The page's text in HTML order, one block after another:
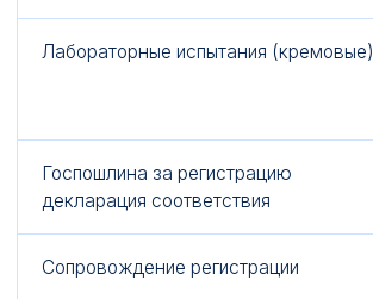
Лабораторные испытания (кремовые)
Госпошлина за регистрацию
декларация соответствия
Сопровождение регистрации